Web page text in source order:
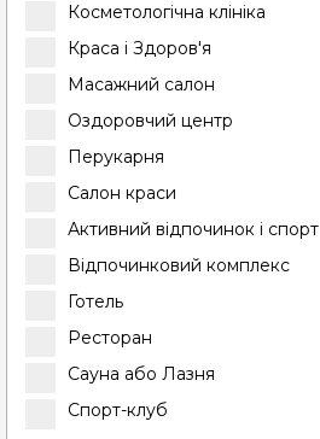
Косметологічна клініка
Краса і Здоров'я
Масажний салон
Оздоровчий центр
Перукарня
Салон краси
Активний відпочинок і спорт
Відпочинковий комплекс
Готель
Ресторан
Сауна або Лазня
Спорт-клуб